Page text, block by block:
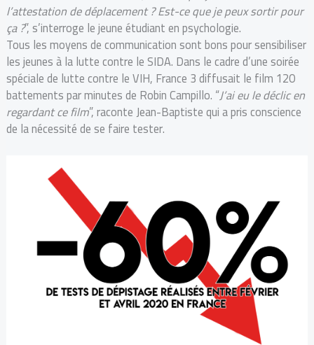
l’attestation de déplacement ? Est-ce que je peux sortir pour
ça ?”, s’interroge le jeune étudiant en psychologie.
Tous les moyens de communication sont bons pour sensibiliser
les jeunes à la lutte contre le SIDA. Dans le cadre d’une soirée
spéciale de lutte contre le VIH, France 3 diffusait le film 120
battements par minutes de Robin Campillo. “J’ai eu le déclic en
regardant ce film”, raconte Jean-Baptiste qui a pris conscience
de la nécessité de se faire tester.